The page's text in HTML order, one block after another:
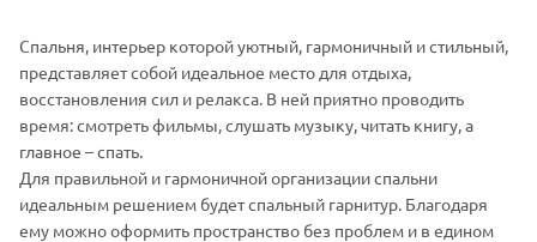
Спальня, интерьер которой уютный, гармоничный и стильный,
представляет собой идеальное место для отдыха,
восстановления сил и релакса. В ней приятно проводить
время: смотреть фильмы, слушать музыку, читать книгу, а
главное – спать.
Для правильной и гармоничной организации спальни
идеальным решением будет спальный гарнитур. Благодаря
ему можно оформить пространство без проблем и в едином